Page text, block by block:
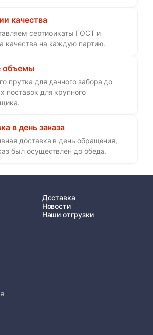
качества
сертификаты ГОСТ и
качества на каждую партию.
прутка для дачного забора до
поставок для крупного
в день заказа
доставка в день обращения,
был осуществлен до обеда.
Доставка
Новости
Наши отгрузки